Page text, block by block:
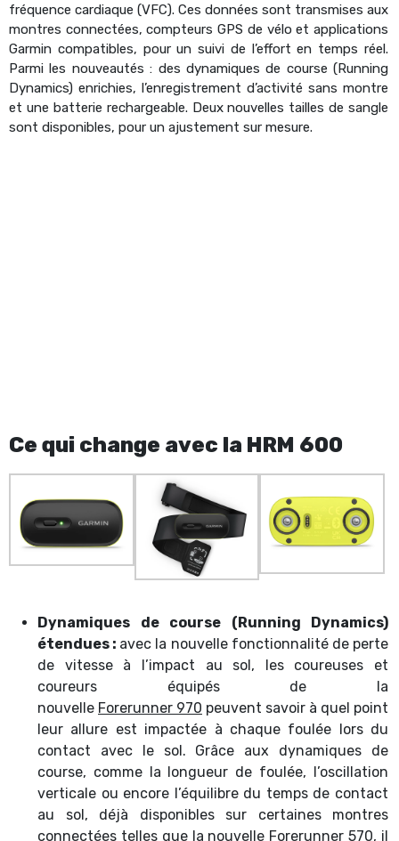
fréquence cardiaque (VFC). Ces données sont transmises aux
montres connectées, compteurs GPS de vélo et applications
Garmin compatibles, pour un suivi de l’effort en temps réel.
Parmi les nouveautés : des dynamiques de course (Running
Dynamics) enrichies, l’enregistrement d’activité sans montre
et une batterie rechargeable. Deux nouvelles tailles de sangle
sont disponibles, pour un ajustement sur mesure.
Ce qui change avec la HRM 600
Dynamiques de course (Running Dynamics)
étendues : avec la nouvelle fonctionnalité de perte
de vitesse à l’impact au sol, les coureuses et
coureurs équipés de la
nouvelle Forerunner 970 peuvent savoir à quel point
leur allure est impactée à chaque foulée lors du
contact avec le sol. Grâce aux dynamiques de
course, comme la longueur de foulée, l’oscillation
verticale ou encore l’équilibre du temps de contact
au sol, déjà disponibles sur certaines montres
connectées telles que la nouvelle Forerunner 570, il